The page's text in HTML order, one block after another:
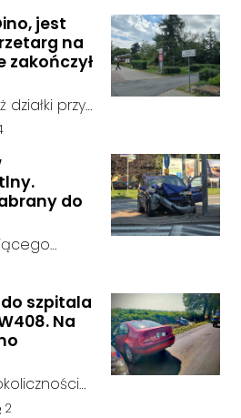
w
terenie
powiecie
jest
na
zakończył
przy
i
się
Dino, do
się
komentarzy artykułu:
do
doszło w
w
szpitala
Na
dokomentarzy artykułu:
2